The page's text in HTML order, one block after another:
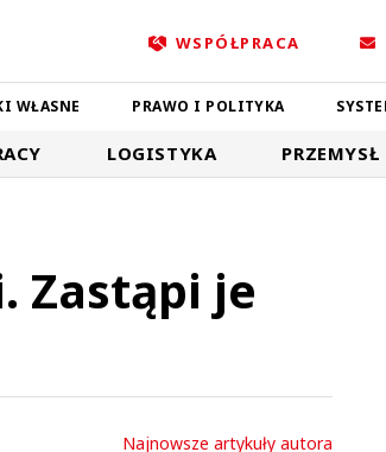
WSPÓŁPRACA
WŁASNE PRAWO I POLITYKA
LOGISTYKA PRZEMYSŁ
Zastąpi je
Najnowsze artykuły autora